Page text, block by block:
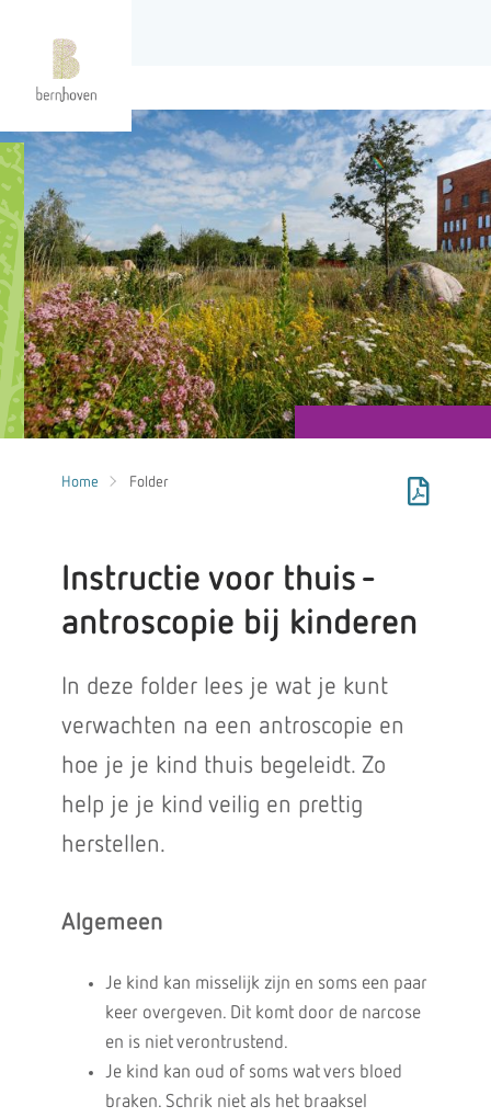
Home Folder
Instructie voor thuis -
antroscopie bij kinderen
In deze folder lees je wat je kunt
verwachten na een antroscopie en
hoe je je kind thuis begeleidt. Zo
help je je kind veilig en prettig
herstellen.
Algemeen
Je kind kan misselijk zijn en soms een paar
keer overgeven. Dit komt door de narcose
en is niet verontrustend.
Je kind kan oud of soms wat vers bloed
braken. Schrik niet als het braaksel